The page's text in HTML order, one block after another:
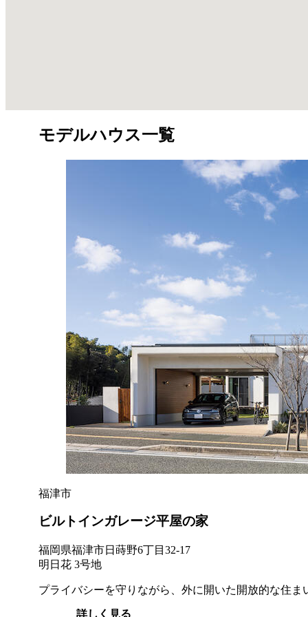
モデルハウス一覧
福津市
ビルトインガレージ平屋の家
福岡県福津市日蒔野6丁目32-17
明日花 3号地
プライバシーを守りながら、外に開いた開放的な住ま
詳しく見る